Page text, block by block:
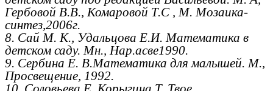
Гербовой В.В., Комаровой Т.С , М. Мозаика-
синтез,2006г.
8. Сай М. К., Удальцова Е.И. Математика в
детском саду. Мн., Нар.асве1990.
9. Сербина Е. В.Математика для малышей. М.,
Просвещение, 1992.